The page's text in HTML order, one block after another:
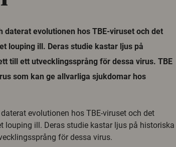
daterat evolutionen hos TBE-viruset och det
louping ill. Deras studie kastar ljus på
till ett utvecklingssprång för dessa virus. TBE
som kan ge allvarliga sjukdomar hos
evolutionen hos TBE-viruset och det
louping ill. Deras studie kastar ljus på historiska
för dessa virus.